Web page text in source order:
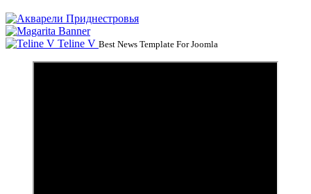
Teline V Best News Template For Joomla